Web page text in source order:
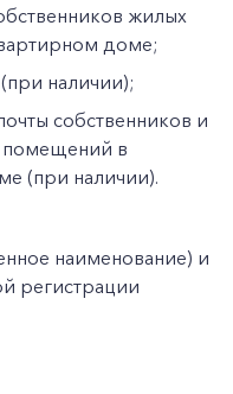
жилых
доме;
наличии);
собственников и
помещений в
(при наличии).
наименование) и
регистрации